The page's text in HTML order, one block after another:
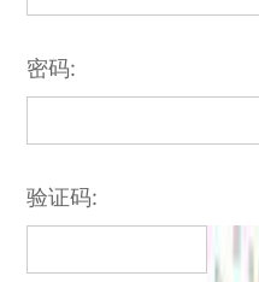
密码:
验证码: